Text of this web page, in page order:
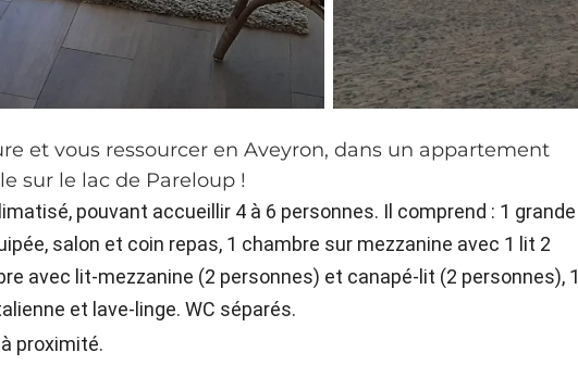
et vous ressourcer en Aveyron, dans un appartement
sur le lac de Pareloup !
pouvant accueillir 4 à 6 personnes. Il comprend : 1 grande
salon et coin repas, 1 chambre sur mezzanine avec 1 lit 2
avec lit-mezzanine (2 personnes) et canapé-lit (2 personnes), 1
et lave-linge. WC séparés.
proximité.